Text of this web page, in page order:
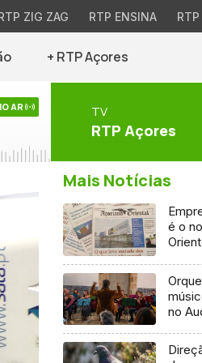
ZIG ZAG RTP ENSINA
+ RTP Açores
AR TV
RTP Açores
Mais Notícias
é o
no